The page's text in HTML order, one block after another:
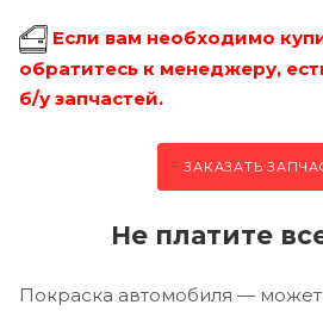
Если вам необходимо
обратитесь к менеджеру,
б/у запчастей.
ЗАКАЗАТЬ
Не платите
Покраска автомобиля — может